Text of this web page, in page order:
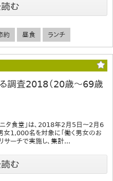
読む
約 昼食 ランチ
調査2018（20歳～69歳
ニタ食堂」は、2018年2月5日～2月6
1,000名を対象に「働く男女のお
サーチで実施し、集計...
読む